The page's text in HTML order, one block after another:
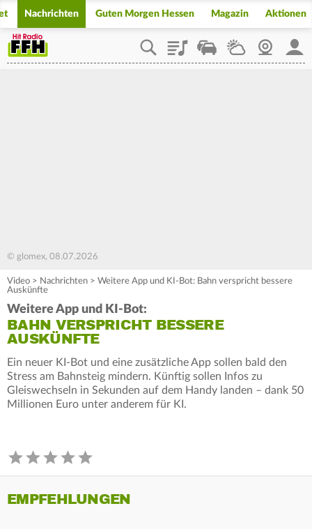
Nachrichten Guten Morgen Hessen Magazin Aktionen
PlaylistStaupilotWetterWebcam
© glomex, 08.07.2026
Video > Nachrichten > Weitere App und KI-Bot: Bahn verspricht bessere
Auskünfte
Weitere App und KI-Bot:
BAHN VERSPRICHT BESSERE
AUSKÜNFTE
Ein neuer KI-Bot und eine zusätzliche App sollen bald den
Stress am Bahnsteig mindern. Künftig sollen Infos zu
Gleiswechseln in Sekunden auf dem Handy landen – dank 50
Millionen Euro unter anderem für KI.
EMPFEHLUNGEN